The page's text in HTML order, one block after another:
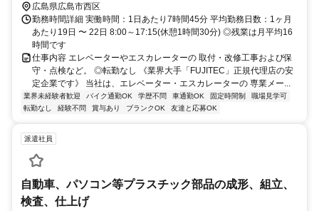
広島県広島市西区
勤務時間詳細 実働時間：1日あたり7時間45分 平均勤務日数：1ヶ月
あたり19日 〜 22日 8:00～17:15(休憩1時間30分) ◎残業は月平均16
時間です
仕事内容 エレベーターやエスカレーターの 取付・改修工事および保
守・点検など。 ◎転勤なし 《業界大手「FUJITEC」正規代理店の安
定企業です》 当社は、エレベーター・エスカレーターの 専業メー...
業界未経験者歓迎 バイク通勤OK 学歴不問 車通勤OK 固定時間制
職場見学可
転勤なし
経験不問 賞与あり ブランクOK 友達と応募OK
派遣社員
自動車、パソコン等プラスチック部品の成形、組立、
検査、仕上げ